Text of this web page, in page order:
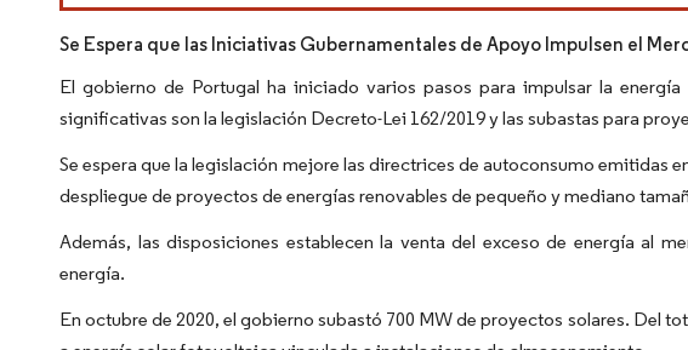
Se Espera que las Iniciativas Gubernamentales de Apoyo Impulsen el
El gobierno de Portugal ha iniciado varios pasos para impulsar la
significativas son la legislación Decreto-Lei 162/2019 y las subastas para
Se espera que la legislación mejore las directrices de autoconsumo emitidas
despliegue de proyectos de energías renovables de pequeño y mediano
Además, las disposiciones establecen la venta del exceso de energía al
energía.
En octubre de 2020, el gobierno subastó 700 MW de proyectos solares. Del